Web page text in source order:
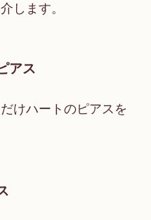
します。
アス
けハートのピアスを